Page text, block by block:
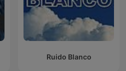
Ruido Blanco